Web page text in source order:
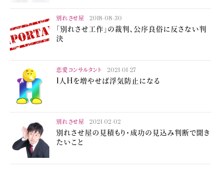
別れさせ屋 2018-08-30
「別れさせ工作」の裁判、公序良俗に反さない判
決
恋愛コンサルタント 2021-01-27
1人Hを増やせば浮気防止になる
別れさせ屋 2021-02-02
別れさせ屋の見積もり・成功の見込み判断で聞き
たいこと